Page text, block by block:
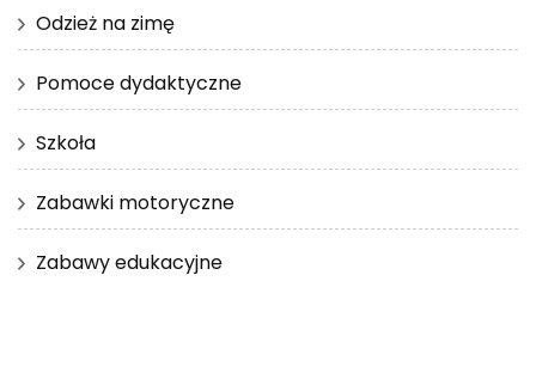
Odzież na zimę
Pomoce dydaktyczne
Szkoła
Zabawki motoryczne
Zabawy edukacyjne